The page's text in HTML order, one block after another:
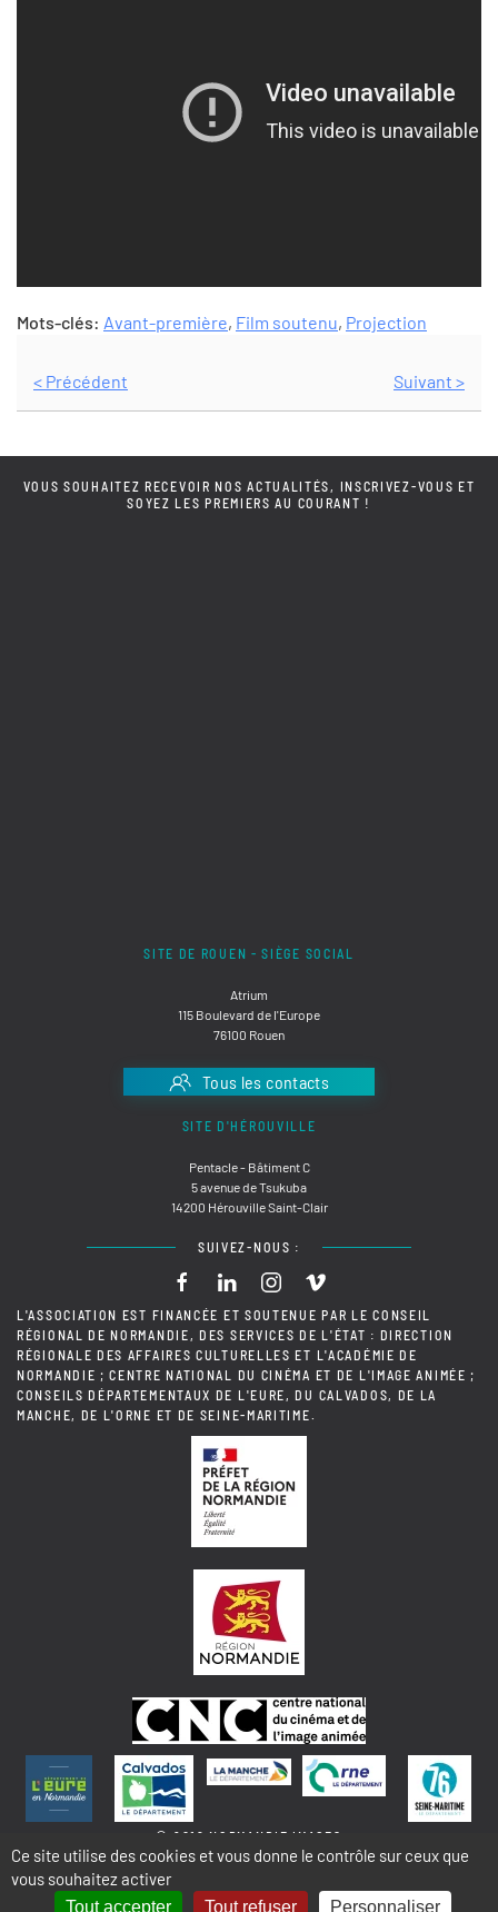
Mots-clés: Avant-première, Film soutenu, Projection
< Précédent Suivant >
VOUS SOUHAITEZ RECEVOIR NOS ACTUALITÉS, INSCRIVEZ-VOUS ET
SOYEZ LES PREMIERS AU COURANT !
SITE DE ROUEN - SIÈGE SOCIAL
Atrium
115 Boulevard de l'Europe
76100 Rouen
Tous les contacts
SITE D'HÉROUVILLE
Pentacle - Bâtiment C
5 avenue de Tsukuba
14200 Hérouville Saint-Clair
SUIVEZ-NOUS :
L'ASSOCIATION EST FINANCÉE ET SOUTENUE PAR LE CONSEIL
RÉGIONAL DE NORMANDIE, DES SERVICES DE L'ÉTAT : DIRECTION
RÉGIONALE DES AFFAIRES CULTURELLES ET L'ACADÉMIE DE
NORMANDIE ; CENTRE NATIONAL DU CINÉMA ET DE L'IMAGE ANIMÉE ;
CONSEILS DÉPARTEMENTAUX DE L'EURE, DU CALVADOS, DE LA
MANCHE, DE L'ORNE ET DE SEINE-MARITIME.
© 2018 NORMANDIE IMAGES
MENTIONS LÉGALES - COOKIES & STATISTIQUES PLAN DU SITE
Ce site utilise des cookies et vous donne le contrôle sur ceux que
vous souhaitez activer
Tout accepter Tout refuser Personnaliser